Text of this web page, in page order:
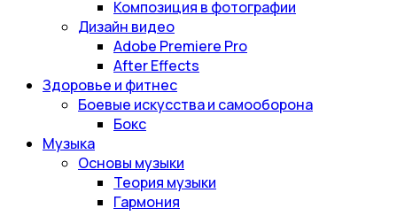
Композиция в фотографии
Дизайн видео
Adobe Premiere Pro
After Effects
Здоровье и фитнес
Боевые искусства и самооборона
Бокс
Музыка
Основы музыки
Теория музыки
Гармония